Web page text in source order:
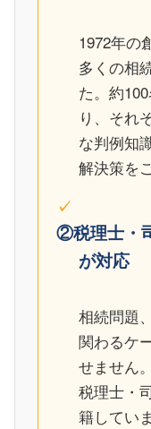
1972年の
多くの相
た。約
り、それ
な判例知
解決策を
②税理士・
が対応
相続問題
関わるケ
せません
税理士・
籍してい